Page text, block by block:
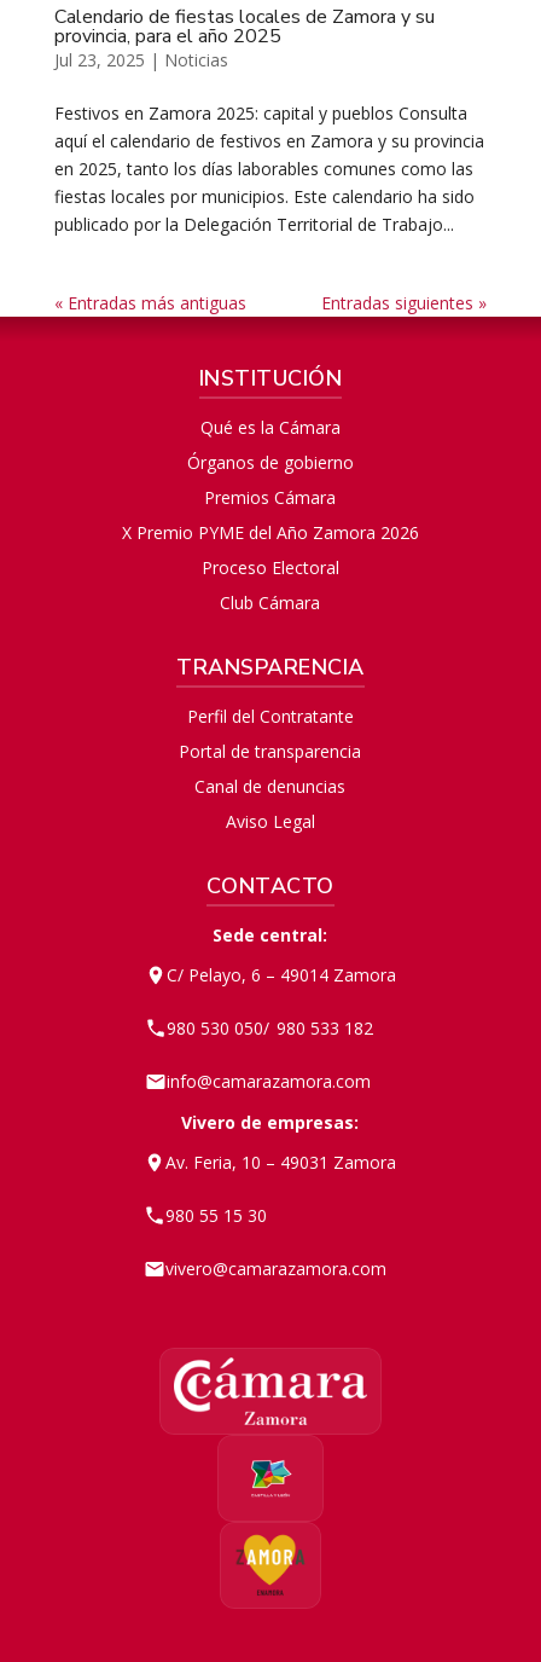
Calendario de fiestas locales de Zamora y su
provincia, para el año 2025
Jul 23, 2025 | Noticias
Festivos en Zamora 2025: capital y pueblos Consulta
aquí el calendario de festivos en Zamora y su provincia
en 2025, tanto los días laborables comunes como las
fiestas locales por municipios. Este calendario ha sido
publicado por la Delegación Territorial de Trabajo...
« Entradas más antiguas Entradas siguientes »
INSTITUCIÓN
Qué es la Cámara
Órganos de gobierno
Premios Cámara
X Premio PYME del Año Zamora 2026
Proceso Electoral
Club Cámara
TRANSPARENCIA
Perfil del Contratante
Portal de transparencia
Canal de denuncias
Aviso Legal
CONTACTO
Sede central:
C/ Pelayo, 6 – 49014 Zamora
980 530 050/ 980 533 182
info@camarazamora.com
Vivero de empresas:
Av. Feria, 10 – 49031 Zamora
980 55 15 30
vivero@camarazamora.com